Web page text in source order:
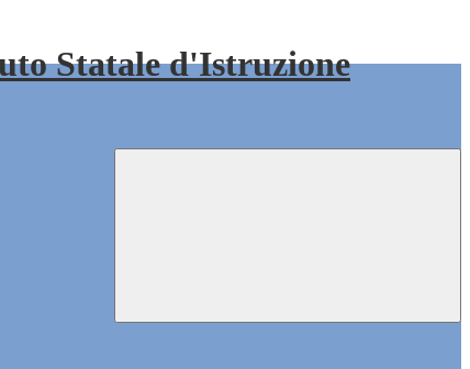
Statale d'Istruzione